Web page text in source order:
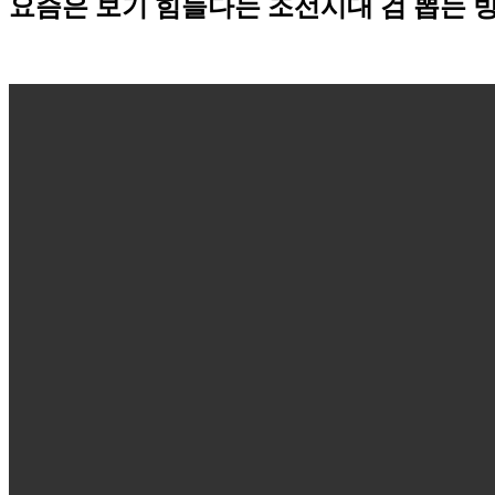
요즘은 보기 힘들다는 조선시대 검 뽑는